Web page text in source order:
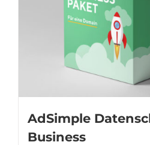
AdSimple
Business